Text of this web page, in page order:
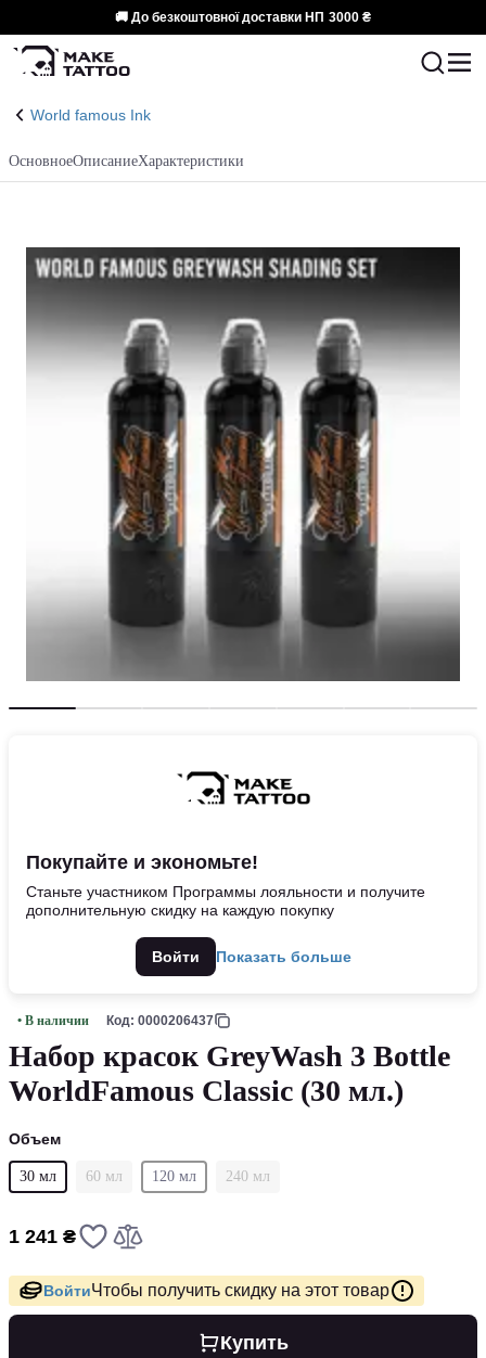
🚚 До безкоштовної доставки НП 3000 ₴
World famous Ink
ОсновноеОписаниеХарактеристики
Покупайте и экономьте!
Станьте участником Программы лояльности и получите
дополнительную скидку на каждую покупку
Войти Показать больше
• В наличии Код: 0000206437
Набор красок GreyWash 3 Bottle
WorldFamous Classic (30 мл.)
Объем
30 мл 60 мл 120 мл 240 мл
1 241 ₴
ВойтиЧтобы получить скидку на этот товар
Купить